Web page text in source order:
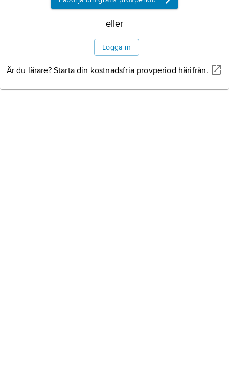
eller
Logga in
Är du lärare? Starta din kostnadsfria provperiod härifrån.